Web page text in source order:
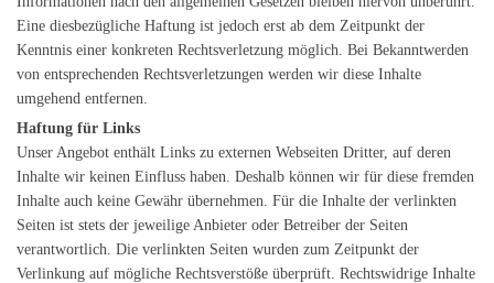
Eine diesbezügliche Haftung ist jedoch erst ab dem Zeitpunkt der
Kenntnis einer konkreten Rechtsverletzung möglich. Bei Bekanntwerden
von entsprechenden Rechtsverletzungen werden wir diese Inhalte
umgehend entfernen.
Haftung für Links
Unser Angebot enthält Links zu externen Webseiten Dritter, auf deren
Inhalte wir keinen Einfluss haben. Deshalb können wir für diese fremden
Inhalte auch keine Gewähr übernehmen. Für die Inhalte der verlinkten
Seiten ist stets der jeweilige Anbieter oder Betreiber der Seiten
verantwortlich. Die verlinkten Seiten wurden zum Zeitpunkt der
Verlinkung auf mögliche Rechtsverstöße überprüft. Rechtswidrige Inhalte